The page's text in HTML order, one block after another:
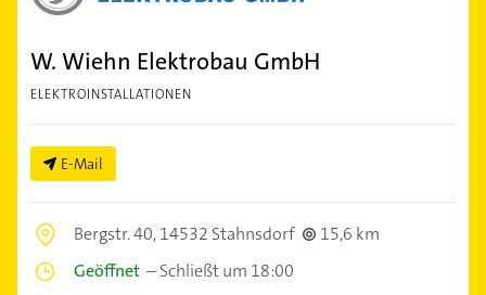
W. Wiehn Elektrobau GmbH
ELEKTROINSTALLATIONEN
E-Mail
Bergstr. 40,14532 Stahnsdorf
15,6 km
Geöffnet –Schließt um 18:00